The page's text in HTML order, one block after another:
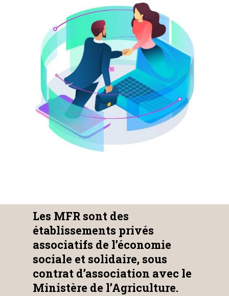
Les MFR sont des
établissements privés
associatifs de l’économie
sociale et solidaire, sous
contrat d’association avec le
Ministère de l’Agriculture.